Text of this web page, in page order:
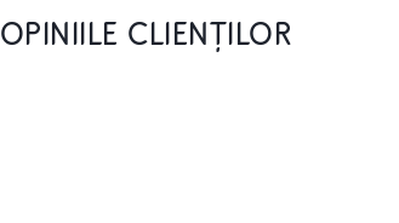
OPINIILE CLIENȚILOR